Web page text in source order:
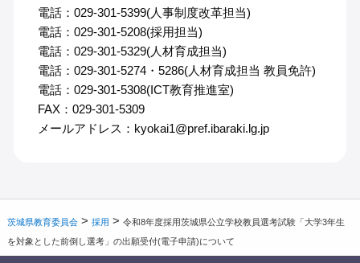
電話：029-301-5399(人事制度改革担当)
電話：029-301-5208(採用担当)
電話：029-301-5329(人材育成担当)
電話：029-301-5274・5286(人材育成担当 教員免許)
電話：029-301-5308(ICT教育推進室)
FAX：029-301-5309
メールアドレス：kyokai1@pref.ibaraki.lg.jp
茨城県教育委員会 >採用 >令和8年度採用茨城県公立学校教員選考試験「大学3年生
を対象とした前倒し選考」の出願受付(電子申請)について